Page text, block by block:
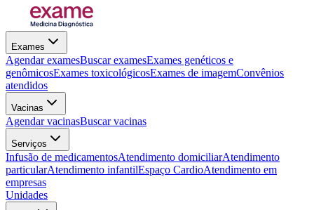
Exames
Agendar examesBuscar examesExames genéticos e
genômicosExames toxicológicosExames de imagemConvênios
atendidos
Vacinas
Agendar vacinasBuscar vacinas
Serviços
Infusão de medicamentosAtendimento domiciliarAtendimento
particularAtendimento infantilEspaço CardioAtendimento em
empresas
Unidades